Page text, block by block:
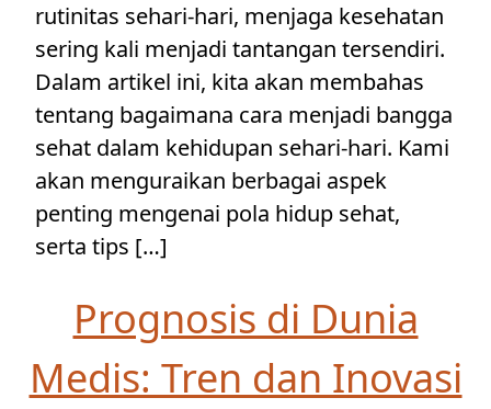
rutinitas sehari-hari, menjaga kesehatan
sering kali menjadi tantangan tersendiri.
Dalam artikel ini, kita akan membahas
tentang bagaimana cara menjadi bangga
sehat dalam kehidupan sehari-hari. Kami
akan menguraikan berbagai aspek
penting mengenai pola hidup sehat,
serta tips […]
Prognosis di Dunia
Medis: Tren dan Inovasi